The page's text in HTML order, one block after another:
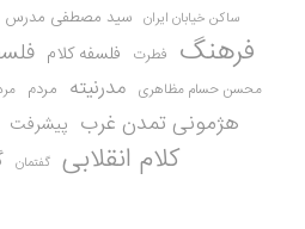
ساکن خیابان ایران سید مصطفی مدرس
فرهنگ فطرت فلسفه کلام
محسن حسام مظاهری مدرنیته مردم
هژمونی تمدن غرب پیشرفت
کلام انقلابی گفتمان